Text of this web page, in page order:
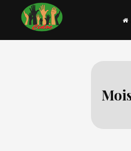
Cidoc
Connaissances,